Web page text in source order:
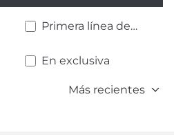
Primera línea de
En exclusiva
Más recientes